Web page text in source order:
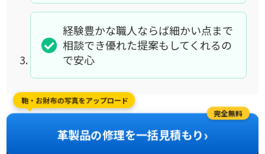
経験豊かな職人ならば細かい点まで
相談でき優れた提案もしてくれるの
で安心
完全無料
革製品の修理を一括見積もり›
鞄・お財布の写真をアップロード